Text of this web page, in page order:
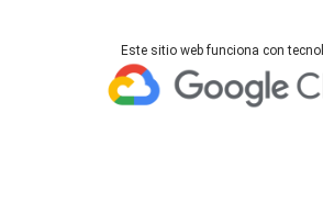
Este sitio web funciona con